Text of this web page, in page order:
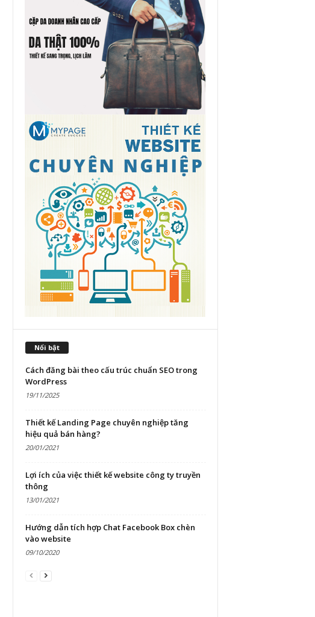
Nổi bật
Cách đăng bài theo cấu trúc chuẩn SEO trong
WordPress
19/11/2025
Thiết kế Landing Page chuyên nghiệp tăng
hiệu quả bán hàng?
20/01/2021
Lợi ích của việc thiết kế website công ty truyền
thông
13/01/2021
Hướng dẫn tích hợp Chat Facebook Box chèn
vào website
09/10/2020